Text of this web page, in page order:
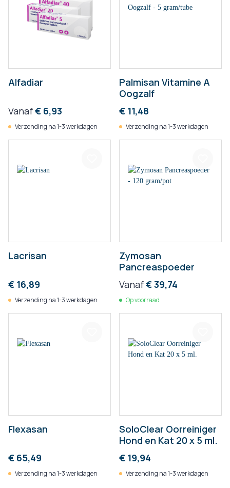
Alfadiar
Vanaf€ 6,93
Verzending na 1-3 werkdagen
Palmisan Vitamine A
Oogzalf
€ 11,48
Verzending na 1-3 werkdagen
Lacrisan
€ 16,89
Verzending na 1-3 werkdagen
Zymosan
Pancreaspoeder
Vanaf€ 39,74
Op voorraad
Flexasan
€ 65,49
Verzending na 1-3 werkdagen
SoloClear Oorreiniger
Hond en Kat 20 x 5 ml.
€ 19,94
Verzending na 1-3 werkdagen